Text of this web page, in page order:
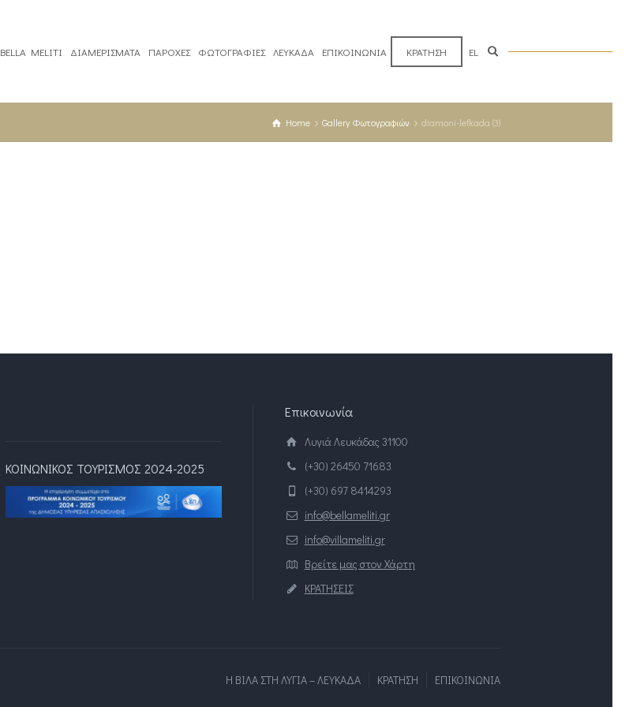
BELLA MELITI ΔΙΑΜΕΡΙΣΜΑΤΑ ΠΑΡΟΧΕΣ ΦΩΤΟΓΡΑΦΙΕΣ ΛΕΥΚΑΔΑ ΕΠΙΚΟΙΝΩΝΙΑ ΚΡΑΤΗΣΗ EL
Home Gallery Φωτογραφιών diamoni-lefkada (3)
ΚΟΙΝΩΝΙΚΟΣ ΤΟΥΡΙΣΜΟΣ 2024-2025
Επικοινωνία
Λυγιά Λευκάδας 31100
(+30) 26450 71683
(+30) 697 8414293
info@bellameliti.gr
info@villameliti.gr
Βρείτε μας στον Χάρτη
ΚΡΑΤΗΣΕΙΣ
Η ΒΙΛΑ ΣΤΗ ΛΥΓΙΑ – ΛΕΥΚΑΔΑ ΚΡΑΤΗΣΗ ΕΠΙΚΟΙΝΩΝΙΑ